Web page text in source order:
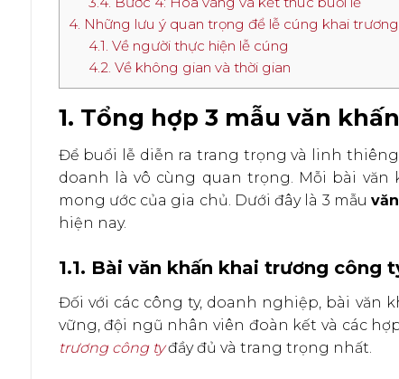
4. Những lưu ý quan trọng để lễ cúng khai
4.1. Về người thực hiện lễ cúng
4.2. Về không gian và thời gian
1. Tổng hợp 3 mẫu văn
Để buổi lễ diễn ra trang trọng và linh
doanh là vô cùng quan trọng. Mỗi bài
mong ước của gia chủ. Dưới đây là 3 mẫu
hiện nay.
1.1. Bài văn khấn khai trương công
Đối với các công ty, doanh nghiệp, bài văn
vững, đội ngũ nhân viên đoàn kết và các
trương công tyđầy đủ và trang trọng nhất.